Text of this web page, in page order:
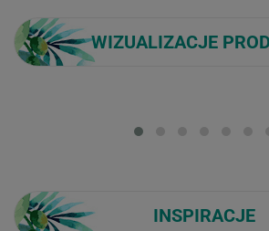
WIZUALIZACJE
INSPIRACJE